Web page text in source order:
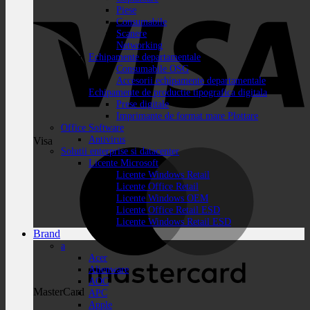
Visa
MasterCard
Piese
Consumabile
Scanere
Networking
Echipamente departamentale
Consumabile OSG
Accesorii echipamente departamentale
Echipamente de productie tipografica digitala
Prese digitale
Imprimante de format mare Plottare
Office Software
Antivirus
Solutii enterprise si datacenter
Licente Microsoft
Licente Windows Retail
Licente Office Retail
Licente Windows OEM
Licente Office Retail ESD
Licente Windows Retail ESD
Brand
a
Acer
Alienware
AOC
APC
Apple